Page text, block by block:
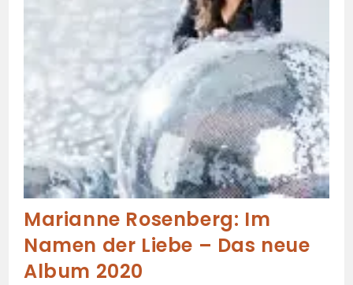
Marianne Rosenberg: Im
Namen der Liebe – Das neue
Album 2020